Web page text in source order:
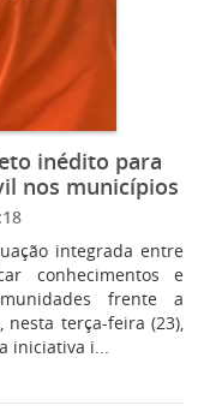
inédito para
nos municípios
integrada entre
conhecimentos e
frente a
nesta terça-feira (23),
iniciativa i...